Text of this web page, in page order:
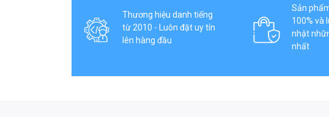
Thương hiệu danh tiếng
từ 2010 - Luôn đặt uy tín
lên hàng đầu
Sản
100% và
nhật
nhất